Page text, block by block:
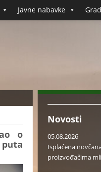
Javne nabavke
o
Novosti
05.08.2026
Isplaćena
proizvođačima